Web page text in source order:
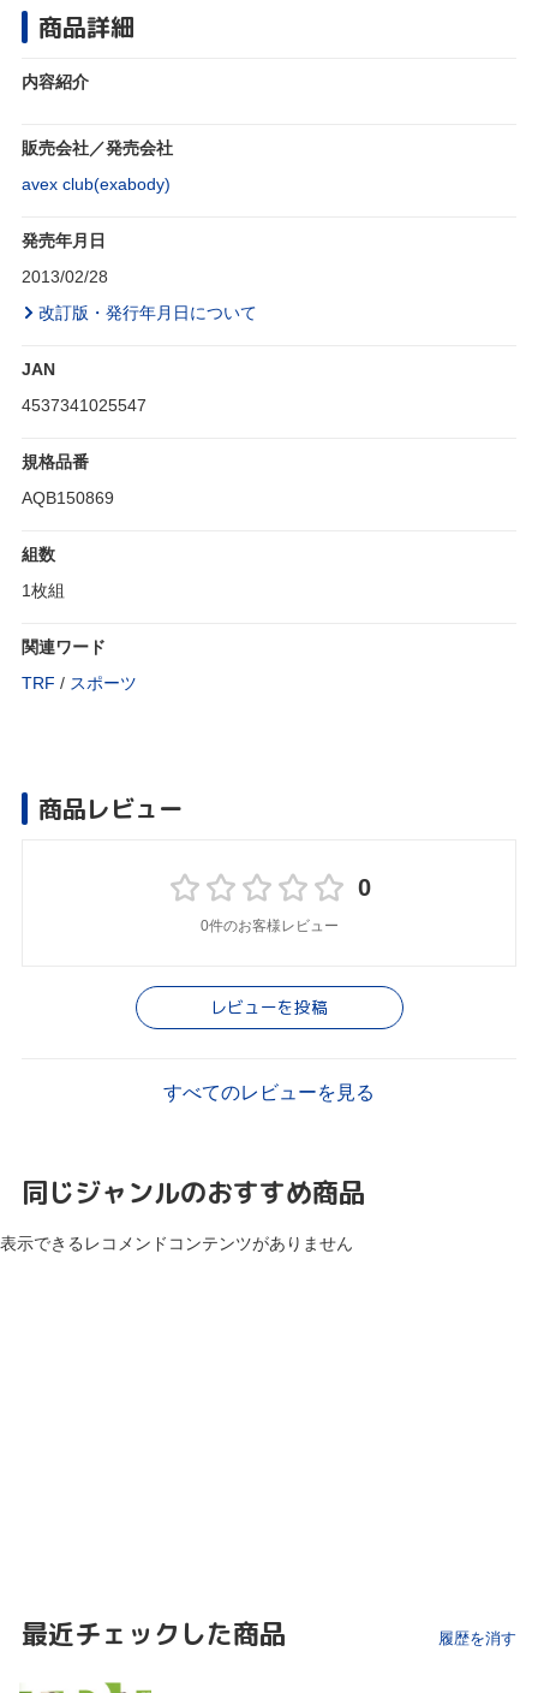
商品詳細
内容紹介
販売会社／発売会社
avex club(exabody)
発売年月日
2013/02/28
改訂版・発行年月日について
JAN
4537341025547
規格品番
AQB150869
組数
1枚組
関連ワード
TRF / スポーツ
商品レビュー
0
0件のお客様レビュー
レビューを投稿
すべてのレビューを見る
同じジャンルのおすすめ商品
表示できるレコメンドコンテンツがありません
最近チェックした商品 履歴を消す